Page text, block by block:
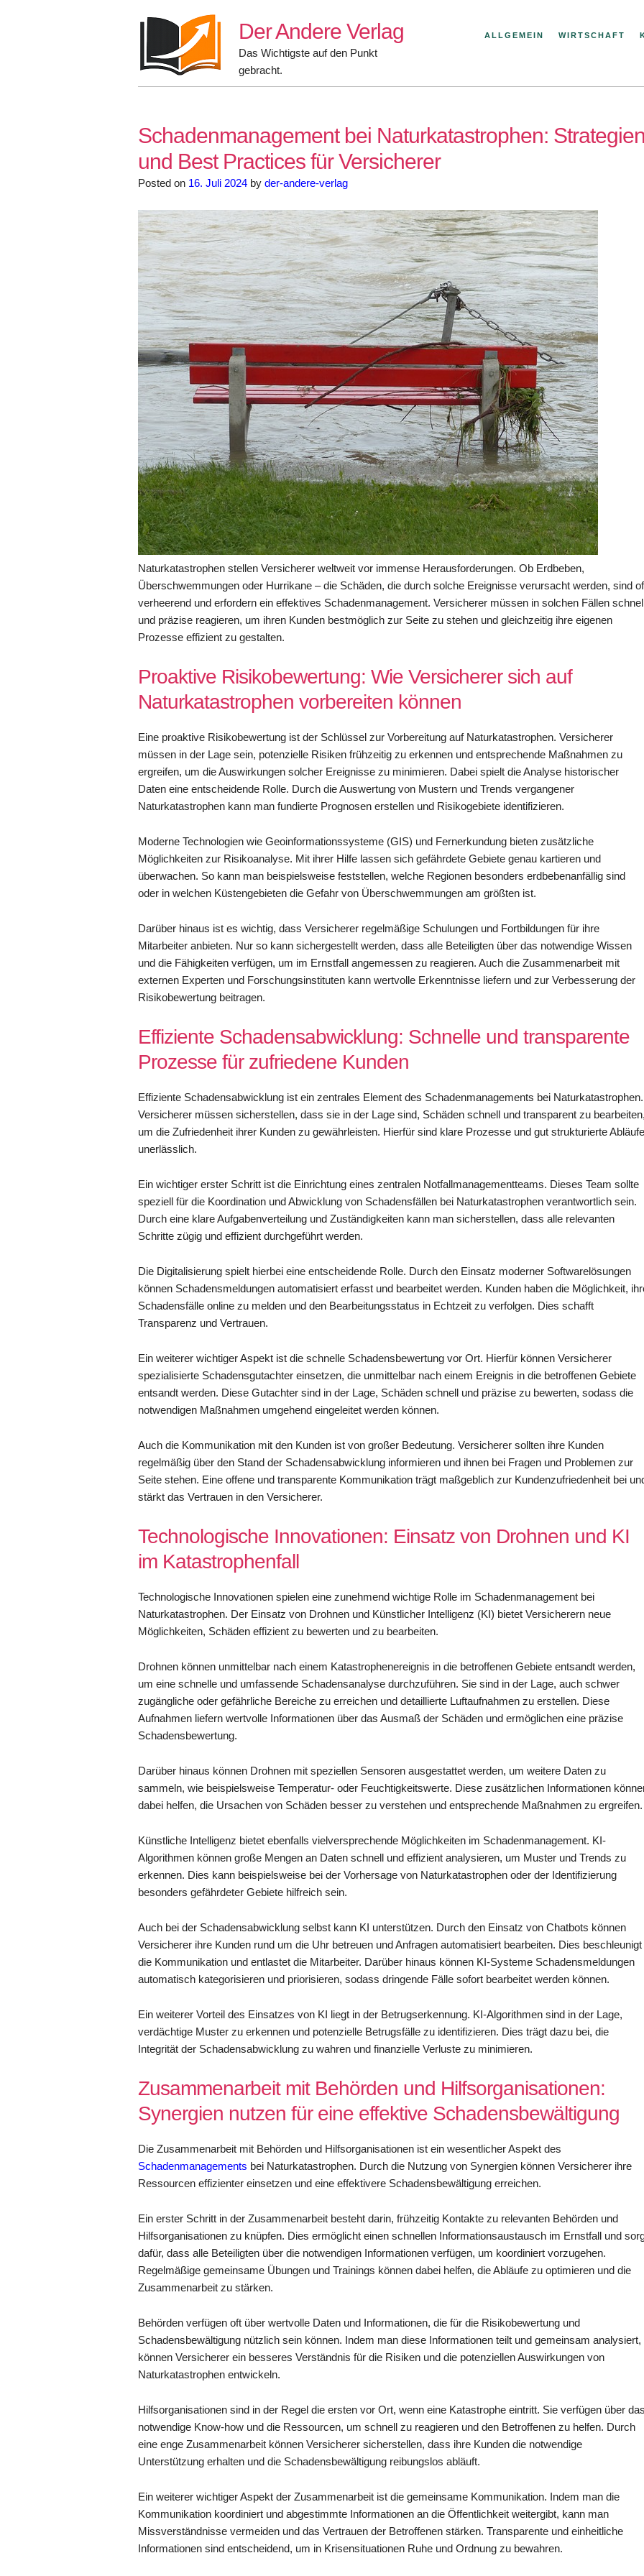
Der Andere Verlag
Das Wichtigste auf den Punkt
gebracht.
ALLGEMEIN WIRTSCHAFT
Schadenmanagement bei Naturkatastrophen:
und Best Practices für Versicherer
Posted on 16. Juli 2024 by der-andere-verlag
Naturkatastrophen stellen Versicherer weltweit vor immense Herausforderungen. Ob Erdbeben,
Überschwemmungen oder Hurrikane – die Schäden, die durch solche Ereignisse verursacht werden, sind
verheerend und erfordern ein effektives Schadenmanagement. Versicherer müssen in solchen Fällen
und präzise reagieren, um ihren Kunden bestmöglich zur Seite zu stehen und gleichzeitig ihre eigenen
Prozesse effizient zu gestalten.
Proaktive Risikobewertung: Wie Versicherer sich auf
Naturkatastrophen vorbereiten können
Eine proaktive Risikobewertung ist der Schlüssel zur Vorbereitung auf Naturkatastrophen. Versicherer
müssen in der Lage sein, potenzielle Risiken frühzeitig zu erkennen und entsprechende Maßnahmen zu
ergreifen, um die Auswirkungen solcher Ereignisse zu minimieren. Dabei spielt die Analyse historischer
Daten eine entscheidende Rolle. Durch die Auswertung von Mustern und Trends vergangener
Naturkatastrophen kann man fundierte Prognosen erstellen und Risikogebiete identifizieren.
Moderne Technologien wie Geoinformationssysteme (GIS) und Fernerkundung bieten zusätzliche
Möglichkeiten zur Risikoanalyse. Mit ihrer Hilfe lassen sich gefährdete Gebiete genau kartieren und
überwachen. So kann man beispielsweise feststellen, welche Regionen besonders erdbebenanfällig sind
oder in welchen Küstengebieten die Gefahr von Überschwemmungen am größten ist.
Darüber hinaus ist es wichtig, dass Versicherer regelmäßige Schulungen und Fortbildungen für ihre
Mitarbeiter anbieten. Nur so kann sichergestellt werden, dass alle Beteiligten über das notwendige Wissen
und die Fähigkeiten verfügen, um im Ernstfall angemessen zu reagieren. Auch die Zusammenarbeit mit
externen Experten und Forschungsinstituten kann wertvolle Erkenntnisse liefern und zur Verbesserung der
Risikobewertung beitragen.
Effiziente Schadensabwicklung: Schnelle und transparente
Prozesse für zufriedene Kunden
Effiziente Schadensabwicklung ist ein zentrales Element des Schadenmanagements bei Naturkatastrophen.
Versicherer müssen sicherstellen, dass sie in der Lage sind, Schäden schnell und transparent zu
um die Zufriedenheit ihrer Kunden zu gewährleisten. Hierfür sind klare Prozesse und gut strukturierte Abläufe
unerlässlich.
Ein wichtiger erster Schritt ist die Einrichtung eines zentralen Notfallmanagementteams. Dieses Team sollte
speziell für die Koordination und Abwicklung von Schadensfällen bei Naturkatastrophen verantwortlich sein.
Durch eine klare Aufgabenverteilung und Zuständigkeiten kann man sicherstellen, dass alle relevanten
Schritte zügig und effizient durchgeführt werden.
Die Digitalisierung spielt hierbei eine entscheidende Rolle. Durch den Einsatz moderner Softwarelösungen
können Schadensmeldungen automatisiert erfasst und bearbeitet werden. Kunden haben die Möglichkeit,
Schadensfälle online zu melden und den Bearbeitungsstatus in Echtzeit zu verfolgen. Dies schafft
Transparenz und Vertrauen.
Ein weiterer wichtiger Aspekt ist die schnelle Schadensbewertung vor Ort. Hierfür können Versicherer
spezialisierte Schadensgutachter einsetzen, die unmittelbar nach einem Ereignis in die betroffenen Gebiete
entsandt werden. Diese Gutachter sind in der Lage, Schäden schnell und präzise zu bewerten, sodass die
notwendigen Maßnahmen umgehend eingeleitet werden können.
Auch die Kommunikation mit den Kunden ist von großer Bedeutung. Versicherer sollten ihre Kunden
regelmäßig über den Stand der Schadensabwicklung informieren und ihnen bei Fragen und Problemen zur
Seite stehen. Eine offene und transparente Kommunikation trägt maßgeblich zur Kundenzufriedenheit bei
stärkt das Vertrauen in den Versicherer.
Technologische Innovationen: Einsatz von Drohnen und KI
im Katastrophenfall
Technologische Innovationen spielen eine zunehmend wichtige Rolle im Schadenmanagement bei
Naturkatastrophen. Der Einsatz von Drohnen und Künstlicher Intelligenz (KI) bietet Versicherern neue
Möglichkeiten, Schäden effizient zu bewerten und zu bearbeiten.
Drohnen können unmittelbar nach einem Katastrophenereignis in die betroffenen Gebiete entsandt werden,
um eine schnelle und umfassende Schadensanalyse durchzuführen. Sie sind in der Lage, auch schwer
zugängliche oder gefährliche Bereiche zu erreichen und detaillierte Luftaufnahmen zu erstellen. Diese
Aufnahmen liefern wertvolle Informationen über das Ausmaß der Schäden und ermöglichen eine präzise
Schadensbewertung.
Darüber hinaus können Drohnen mit speziellen Sensoren ausgestattet werden, um weitere Daten zu
sammeln, wie beispielsweise Temperatur- oder Feuchtigkeitswerte. Diese zusätzlichen Informationen
dabei helfen, die Ursachen von Schäden besser zu verstehen und entsprechende Maßnahmen zu ergreifen.
Künstliche Intelligenz bietet ebenfalls vielversprechende Möglichkeiten im Schadenmanagement. KI-
Algorithmen können große Mengen an Daten schnell und effizient analysieren, um Muster und Trends zu
erkennen. Dies kann beispielsweise bei der Vorhersage von Naturkatastrophen oder der Identifizierung
besonders gefährdeter Gebiete hilfreich sein.
Auch bei der Schadensabwicklung selbst kann KI unterstützen. Durch den Einsatz von Chatbots können
Versicherer ihre Kunden rund um die Uhr betreuen und Anfragen automatisiert bearbeiten. Dies beschleunigt
die Kommunikation und entlastet die Mitarbeiter. Darüber hinaus können KI-Systeme Schadensmeldungen
automatisch kategorisieren und priorisieren, sodass dringende Fälle sofort bearbeitet werden können.
Ein weiterer Vorteil des Einsatzes von KI liegt in der Betrugserkennung. KI-Algorithmen sind in der Lage,
verdächtige Muster zu erkennen und potenzielle Betrugsfälle zu identifizieren. Dies trägt dazu bei, die
Integrität der Schadensabwicklung zu wahren und finanzielle Verluste zu minimieren.
Zusammenarbeit mit Behörden und Hilfsorganisationen:
Synergien nutzen für eine effektive Schadensbewältigung
Die Zusammenarbeit mit Behörden und Hilfsorganisationen ist ein wesentlicher Aspekt des
Schadenmanagements bei Naturkatastrophen. Durch die Nutzung von Synergien können Versicherer ihre
Ressourcen effizienter einsetzen und eine effektivere Schadensbewältigung erreichen.
Ein erster Schritt in der Zusammenarbeit besteht darin, frühzeitig Kontakte zu relevanten Behörden und
Hilfsorganisationen zu knüpfen. Dies ermöglicht einen schnellen Informationsaustausch im Ernstfall und
dafür, dass alle Beteiligten über die notwendigen Informationen verfügen, um koordiniert vorzugehen.
Regelmäßige gemeinsame Übungen und Trainings können dabei helfen, die Abläufe zu optimieren und die
Zusammenarbeit zu stärken.
Behörden verfügen oft über wertvolle Daten und Informationen, die für die Risikobewertung und
Schadensbewältigung nützlich sein können. Indem man diese Informationen teilt und gemeinsam analysiert,
können Versicherer ein besseres Verständnis für die Risiken und die potenziellen Auswirkungen von
Naturkatastrophen entwickeln.
Hilfsorganisationen sind in der Regel die ersten vor Ort, wenn eine Katastrophe eintritt. Sie verfügen über
notwendige Know-how und die Ressourcen, um schnell zu reagieren und den Betroffenen zu helfen. Durch
eine enge Zusammenarbeit können Versicherer sicherstellen, dass ihre Kunden die notwendige
Unterstützung erhalten und die Schadensbewältigung reibungslos abläuft.
Ein weiterer wichtiger Aspekt der Zusammenarbeit ist die gemeinsame Kommunikation. Indem man die
Kommunikation koordiniert und abgestimmte Informationen an die Öffentlichkeit weitergibt, kann man
Missverständnisse vermeiden und das Vertrauen der Betroffenen stärken. Transparente und einheitliche
Informationen sind entscheidend, um in Krisensituationen Ruhe und Ordnung zu bewahren.